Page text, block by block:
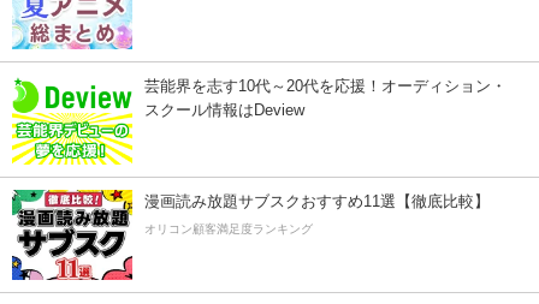
芸能界を志す10代～20代を応援！オーディション・
スクール情報はDeview
漫画読み放題サブスクおすすめ11選【徹底比較】
オリコン顧客満足度ランキング